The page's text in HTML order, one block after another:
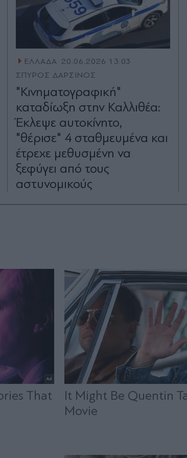
ΕΛΛΑΔΑ 20.06.2026 13:03
ΣΠΥΡΟΣ ΔΑΡΣΙΝΟΣ
"Κινηματογραφική"
καταδίωξη στην Καλλιθέα:
Έκλεψε αυτοκίνητο,
"θέρισε" 4 σταθμευμένα και
έτρεχε μεθυσμένη να
ξεφύγει από τους
αστυνομικούς